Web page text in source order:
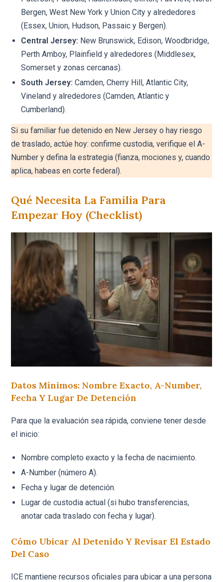
Bergen, West New York y Union City y alrededores
(Essex, Union, Hudson, Passaic y Bergen).
Central Jersey: New Brunswick, Edison, Woodbridge,
Perth Amboy, Plainfield y alrededores (Middlesex,
Somerset y zonas cercanas).
South Jersey: Camden, Cherry Hill, Atlantic City,
Vineland y alrededores (Camden, Atlantic y
Cumberland).
Si su familiar fue detenido en New Jersey o hay riesgo
de traslado, actúe hoy: confirme custodia, verifique el A-
Number y defina la estrategia (fianza, mociones y, cuando
aplica, habeas en corte federal).
Qué Necesita La Familia Para
Empezar Hoy (checklist)
Datos Mínimos: Nombre Exacto, A-Number,
Fecha Y Lugar De Detención
Para que la evaluación sea rápida, conviene tener desde
el inicio:
Nombre completo exacto y la fecha de nacimiento.
A-Number (número A).
Fecha y lugar de detención.
Lugar de custodia actual (si hubo transferencias,
anotar cada traslado con fecha y lugar).
Cómo Ubicar Al Detenido Y Revisar El Estado
Del Caso
ICE mantiene recursos oficiales para ubicar a una persona